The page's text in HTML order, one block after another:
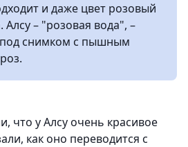
и даже цвет розовый
– "розовая вода", –
снимком с пышным
что у Алсу очень красивое
как оно переводится с